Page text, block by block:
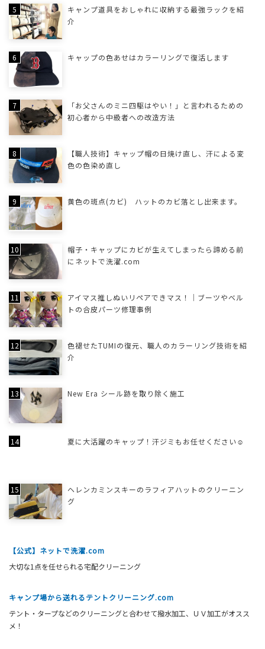
キャンプ道具をおしゃれに収納する最強ラックを紹
介
キャップの色あせはカラーリングで復活します
「お父さんのミニ四駆はやい！」と言われるための
初心者から中級者への改造方法
【職人技術】キャップ帽の日焼け直し、汗による変
色の色染め直し
黄色の斑点(カビ) ハットのカビ落とし出来ます。
帽子・キャップにカビが生えてしまったら諦める前
にネットで洗濯.com
アイマス推しぬいリペアできマス！｜ブーツやベル
トの合皮パーツ修理事例
色褪せたTUMIの復元、職人のカラーリング技術を紹
介
New Era シール跡を取り除く施工
夏に大活躍のキャップ！汗ジミもお任せください☺
ヘレンカミンスキーのラフィアハットのクリーニン
グ
【公式】ネットで洗濯.com
大切な1点を任せられる宅配クリーニング
キャンプ場から送れるテントクリーニング.com
テント・タープなどのクリーニングと合わせて撥水加工、ＵＶ加工がオスス
メ！